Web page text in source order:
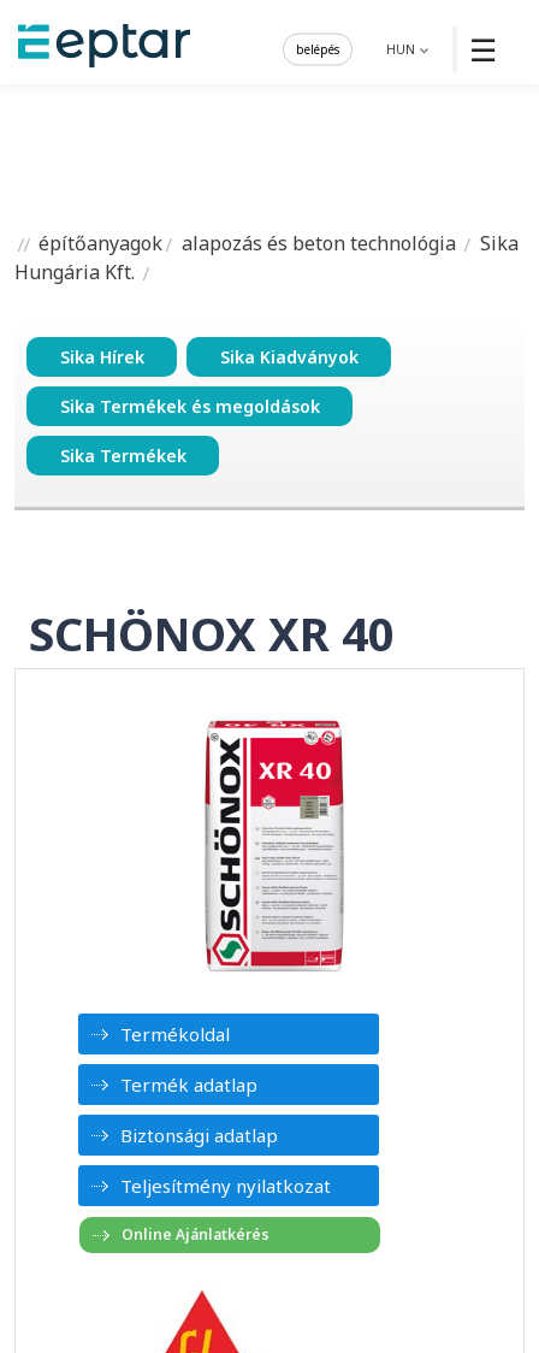
☰
HUN
belépés
építőanyagok alapozás és beton technológia
Sika
Hungária Kft.
Sika Hírek Sika Kiadványok
Sika Termékek és megoldások
Sika Termékek
SCHÖNOX XR 40
Termékoldal
Termék adatlap
Biztonsági adatlap
Teljesítmény nyilatkozat